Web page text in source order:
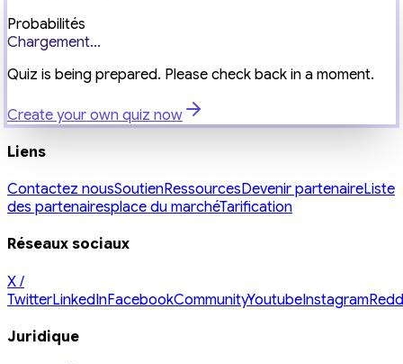
Probabilités
Chargement...
Quiz is being prepared. Please check back in a moment.
Create your own quiz now
Liens
Contactez nousSoutienRessourcesDevenir partenaireListe
des partenairesplace du marchéTarification
Réseaux sociaux
X /
TwitterLinkedInFacebookCommunityYoutubeInstagram
Juridique